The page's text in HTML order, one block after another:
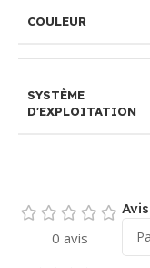
COULEUR
SYSTÈME
D'EXPLOITATION
0 avis
Avis